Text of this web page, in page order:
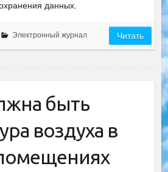
данных.
Электронный журнал Читать
быть
воздуха в